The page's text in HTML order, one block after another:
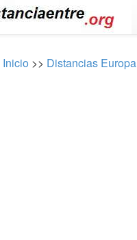
Inicio >> Distancias Europa